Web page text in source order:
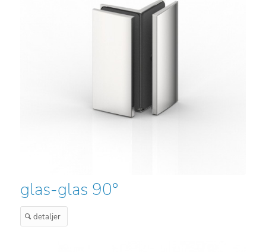
glas-glas 90°
detaljer